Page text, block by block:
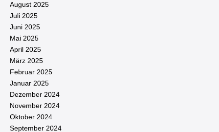
August 2025
Juli 2025
Juni 2025
Mai 2025
April 2025
März 2025
Februar 2025
Januar 2025
Dezember 2024
November 2024
Oktober 2024
September 2024